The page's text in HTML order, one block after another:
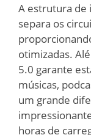
A estrutura de
separa os
otimizadas.
5.0 garante
músicas,
um grande
horas de